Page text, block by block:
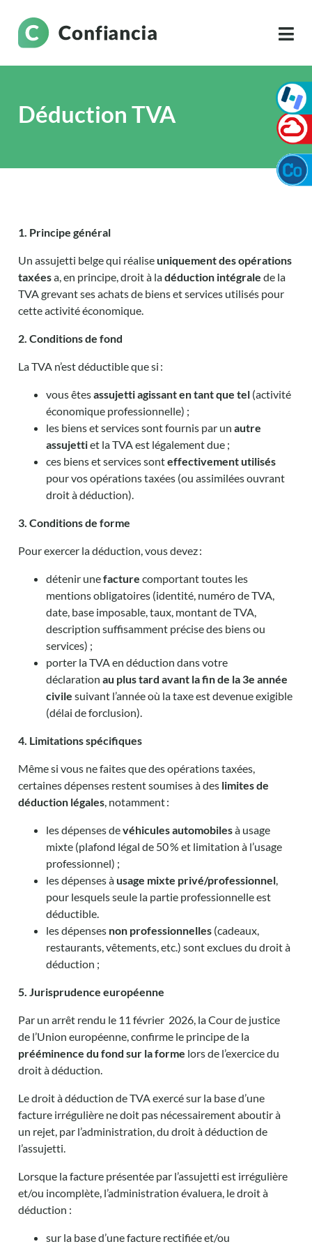
Déduction TVA
1. Principe général
Un assujetti belge qui réaliseuniquement des opérations
taxéesa, en principe, droit à ladéduction intégrale de la
TVA grevant ses achats de biens et services utilisés pour
cette activité économique.
2. Conditions de fond
La TVA n’est déductible que si :
vous êtesassujetti agissant en tant que tel (activité
économique professionnelle) ;
les biens et services sont fournis par unautre
assujettiet la TVA est légalement due ;
ces biens et services sonteffectivement utilisés
pour vos opérations taxées (ou assimilées ouvrant
droit à déduction).
3. Conditions de forme
Pour exercer la déduction, vous devez :
détenir unefacturecomportant toutes les
mentions obligatoires (identité, numéro de TVA,
date, base imposable, taux, montant de TVA,
description suffisamment précise des biens ou
services) ;
porter la TVA en déduction dans votre
déclarationau plus tard avant la fin de la 3e année
civile suivant l’année où la taxe est devenue exigible
(délai de forclusion).
4. Limitations spécifiques
Même si vous ne faites que des opérations taxées,
certaines dépenses restent soumises à des limites de
déduction légales, notamment :
les dépenses devéhicules automobilesà usage
mixte (plafond légal de 50 % et limitation à l’usage
professionnel) ;
les dépenses àusage mixte privé/professionnel,
pour lesquels seule la partie professionnelle est
déductible.
les dépenses non professionnelles (cadeaux,
restaurants, vêtements, etc.) sont exclues du droit à
déduction ;
5. Jurisprudence européenne
Par un arrêt rendu le 11 février 2026, la Cour de justice
de l’Union européenne, confirme le principe de la
prééminence du fond sur la forme lors de l’exercice du
droit à déduction.
Le droit à déduction de TVA exercé sur la base d’une
facture irrégulière ne doit pas nécessairement aboutir à
un rejet, par l’administration, du droit à déduction de
l’assujetti.
Lorsque la facture présentée par l’assujetti est irrégulière
et/ou incomplète, l’administration évaluera, le droit à
déduction :
sur la base d’une facture rectifiée et/ou